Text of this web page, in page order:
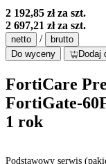
2 192,85 złza szt.
2 697,21 złza szt.
netto /
brutto
Do wyceny
Dodaj
FortiCare
FortiGate-
1 rok
Podstawowy serwis